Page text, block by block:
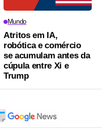
Mundo
Atritos em IA,
robótica e comércio
se acumulam antes da
cúpula entre Xi e
Trump